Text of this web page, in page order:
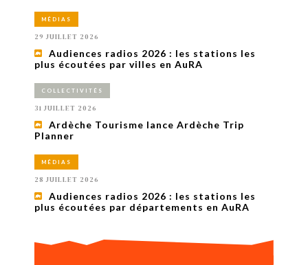
MÉDIAS
29 JUILLET 2026
Audiences radios 2026 : les stations les
plus écoutées par villes en AuRA
COLLECTIVITÉS
31 JUILLET 2026
Ardèche Tourisme lance Ardèche Trip
Planner
MÉDIAS
28 JUILLET 2026
Audiences radios 2026 : les stations les
plus écoutées par départements en AuRA